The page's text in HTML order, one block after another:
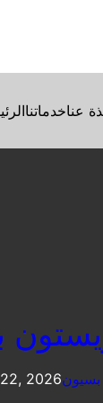
خدماتناعنا
2026بسيون